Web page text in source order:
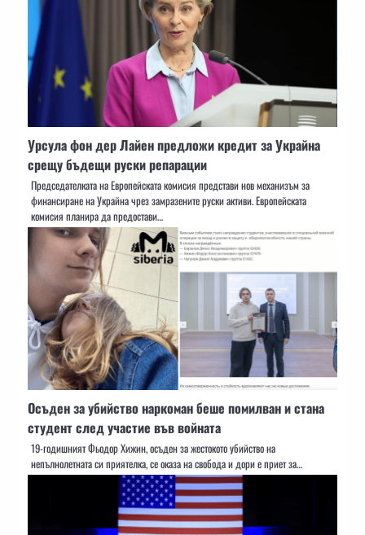
Урсула фон дер Лайен предложи кредит за Украйна
срещу бъдещи руски репарации
Председателката на Европейската комисия представи нов механизъм за
финансиране на Украйна чрез замразените руски активи. Европейската
комисия планира да предостави…
Осъден за убийство наркоман беше помилван и стана
студент след участие във войната
19-годишният Фьодор Хижин, осъден за жестокото убийство на
непълнолетната си приятелка, се оказа на свобода и дори е приет за…